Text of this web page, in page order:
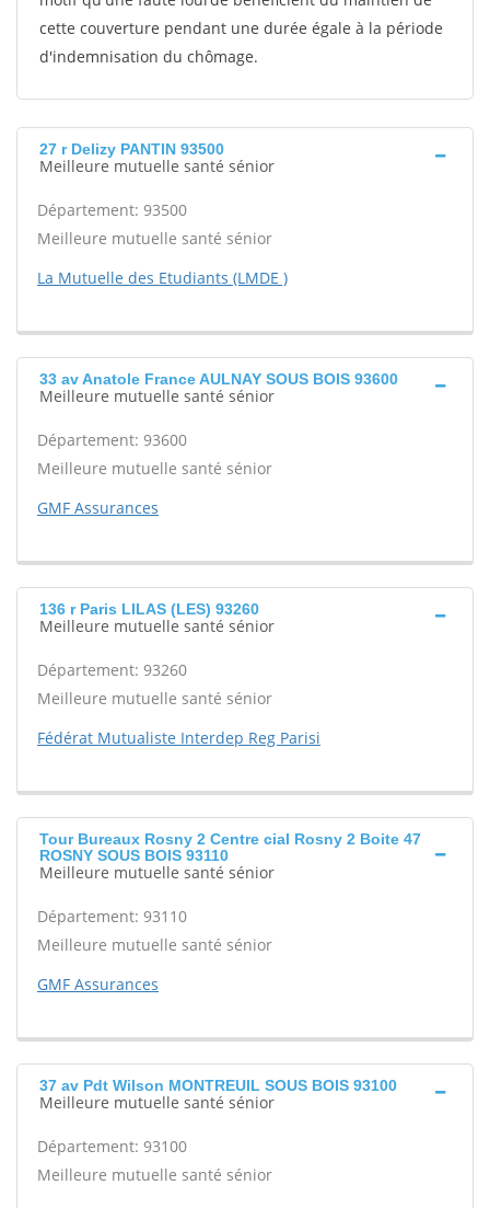
cette couverture pendant une durée égale à la période
d'indemnisation du chômage.
27 r Delizy PANTIN 93500
Meilleure mutuelle santé sénior
Département: 93500
Meilleure mutuelle santé sénior
La Mutuelle des Etudiants (LMDE )
33 av Anatole France AULNAY SOUS BOIS 93600
Meilleure mutuelle santé sénior
Département: 93600
Meilleure mutuelle santé sénior
GMF Assurances
136 r Paris LILAS (LES) 93260
Meilleure mutuelle santé sénior
Département: 93260
Meilleure mutuelle santé sénior
Fédérat Mutualiste Interdep Reg Parisi
Tour Bureaux Rosny 2 Centre cial Rosny 2 Boite 47
ROSNY SOUS BOIS 93110
Meilleure mutuelle santé sénior
Département: 93110
Meilleure mutuelle santé sénior
GMF Assurances
37 av Pdt Wilson MONTREUIL SOUS BOIS 93100
Meilleure mutuelle santé sénior
Département: 93100
Meilleure mutuelle santé sénior